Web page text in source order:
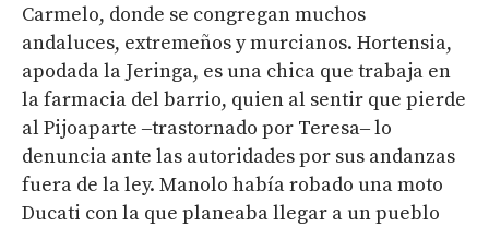
Carmelo, donde se congregan muchos
andaluces, extremeños y murcianos. Hortensia,
apodada la Jeringa, es una chica que trabaja en
la farmacia del barrio, quien al sentir que pierde
al Pijoaparte‒trastornado por Teresa‒lo
denuncia ante las autoridades por sus andanzas
fuera de la ley. Manolo había robado una moto
Ducati con la que planeaba llegar a un pueblo